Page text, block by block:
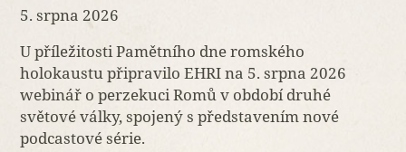
5. srpna 2026
U příležitosti Pamětního dne romského
holokaustu připravilo EHRI na 5. srpna 2026
webinář o perzekuci Romů v období druhé
světové války, spojený s představením nové
podcastové série.